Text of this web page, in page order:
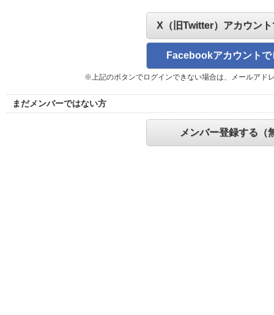
X（旧Twitter）アカウン
Facebookアカウントで
※上記のボタンでログインできない場合は、メールアド
まだメンバーではない方
メンバー登録する（